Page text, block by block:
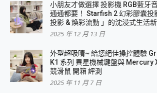
小朋友才做選擇 投影機 RGB藍牙
通通都要！ Starfish 2 幻彩膠囊投
投影 & 煥彩流動 」的沈浸式生活
2025 年 12 月 13 日
外型超吸晴~ 給您絕佳操控體驗
K1 系列 異星機械鍵盤與 Mercury
競滑鼠 開箱 評測
2025 年 11 月 7 日